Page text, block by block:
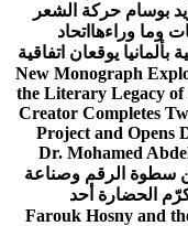
بوسام حركة الشعر
وما وراءها اتحاد
بألمانيا يوقعان اتفاقية
New Monograph
the Literary Legacy
Creator Completes
Project and Opens
Dr. Mohamed
سطوة الرقم وصناعة
الحضارة أحد
Farouk Hosny and